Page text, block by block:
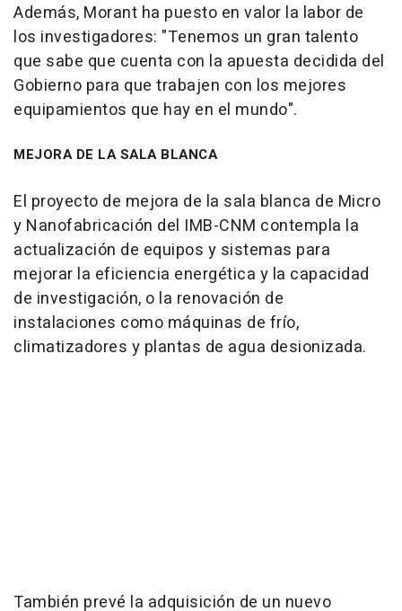
Además, Morant ha puesto en valor la labor de
los investigadores: "Tenemos un gran talento
que sabe que cuenta con la apuesta decidida del
Gobierno para que trabajen con los mejores
equipamientos que hay en el mundo".
MEJORA DE LA SALA BLANCA
El proyecto de mejora de la sala blanca de Micro
y Nanofabricación del IMB-CNM contempla la
actualización de equipos y sistemas para
mejorar la eficiencia energética y la capacidad
de investigación, o la renovación de
instalaciones como máquinas de frío,
climatizadores y plantas de agua desionizada.
También prevé la adquisición de un nuevo